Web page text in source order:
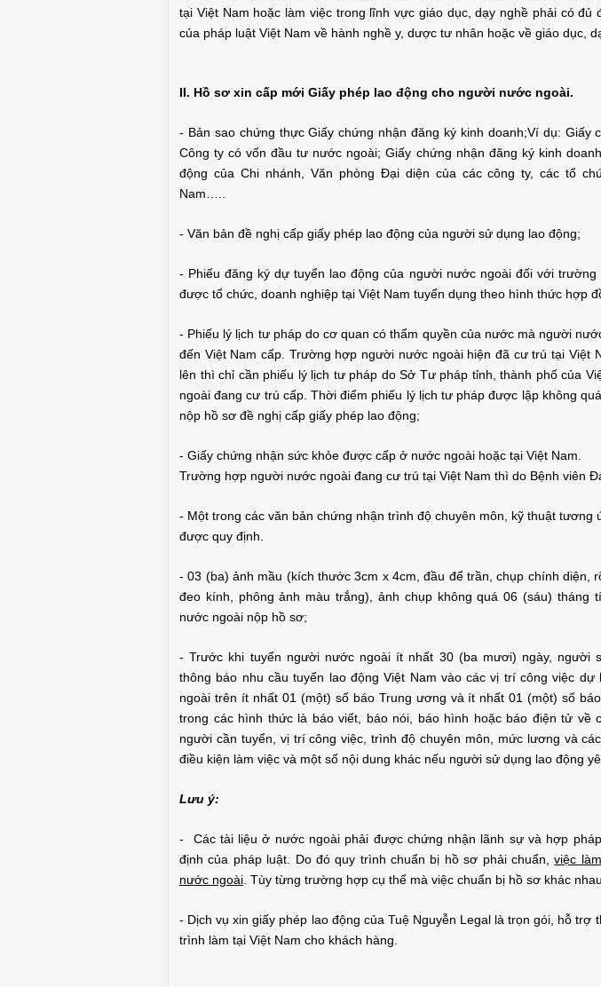
tại Việt Nam hoặc làm việc trong lĩnh vực giáo dục, dạy nghề phải có đủ
của pháp luật Việt Nam về hành nghề y, dược tư nhân hoặc về giáo dục,
II. Hồ sơ xin cấp mới Giấy phép lao động cho người nước ngoài.
- Bản sao chứng thực Giấy chứng nhận đăng ký kinh doanh;Ví dụ: Giấy
Công ty có vốn đầu tư nước ngoài; Giấy chứng nhận đăng ký kinh
động của Chi nhánh, Văn phòng Đại diện của các công ty, các tổ
Nam…..
- Văn bản đề nghị cấp giấy phép lao động của người sử dụng lao động;
- Phiếu đăng ký dự tuyển lao động của người nước ngoài đối với
được tổ chức, doanh nghiệp tại Việt Nam tuyển dụng theo hình thức hợp
- Phiếu lý lịch tư pháp do cơ quan có thẩm quyền của nước mà người
đến Việt Nam cấp. Trường hợp người nước ngoài hiện đã cư trú tại Việt
lên thì chỉ cần phiếu lý lịch tư pháp do Sở Tư pháp tỉnh, thành phố của
ngoài đang cư trú cấp. Thời điểm phiếu lý lịch tư pháp được lập không
nộp hồ sơ đề nghị cấp giấy phép lao động;
- Giấy chứng nhận sức khỏe được cấp ở nước ngoài hoặc tại Việt Nam.
Trường hợp người nước ngoài đang cư trú tại Việt Nam thì do Bệnh viên
- Một trong các văn bản chứng nhận trình độ chuyên môn, kỹ thuật tương
được quy định.
- 03 (ba) ảnh mầu (kích thước 3cm x 4cm, đầu để trần, chụp chính diện,
đeo kính, phông ảnh màu trắng), ảnh chụp không quá 06 (sáu) tháng
nước ngoài nộp hồ sơ;
- Trước khi tuyển người nước ngoài ít nhất 30 (ba mươi) ngày, người
thông báo nhu cầu tuyển lao động Việt Nam vào các vị trí công việc
ngoài trên ít nhất 01 (một) số báo Trung ương và ít nhất 01 (một) số
trong các hình thức là báo viết, báo nói, báo hình hoặc báo điện tử về
người cần tuyển, vị trí công việc, trình độ chuyên môn, mức lương và
điều kiện làm việc và một số nội dung khác nếu người sử dụng lao động
Lưu ý:
- Các tài liệu ở nước ngoài phải được chứng nhận lãnh sự và hợp
định của pháp luật. Do đó quy trình chuẩn bị hồ sơ phải chuẩn,việc
nước ngoài . Tùy từng trường hợp cụ thể mà việc chuẩn bị hồ sơ khác nhau.
- Dịch vụ xin giấy phép lao động của Tuệ Nguyễn Legal là trọn gói, hỗ trợ
trình làm tại Việt Nam cho khách hàng.